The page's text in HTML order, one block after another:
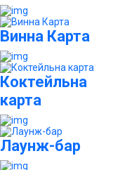
Винна Карта
Коктейльна
карта
Лаунж-бар